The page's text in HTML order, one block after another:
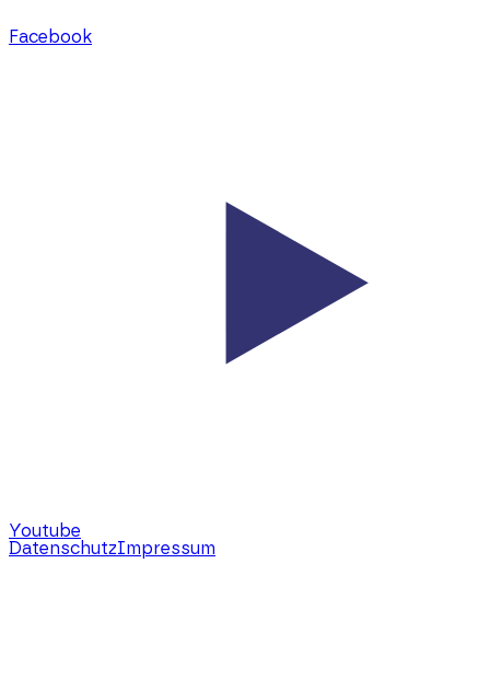
Facebook
Youtube
DatenschutzImpressum